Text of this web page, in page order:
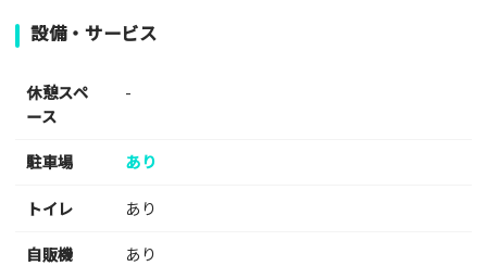
設備・サービス
休憩スペ
ース
-
駐車場 あり
トイレ
あり
自販機
あり